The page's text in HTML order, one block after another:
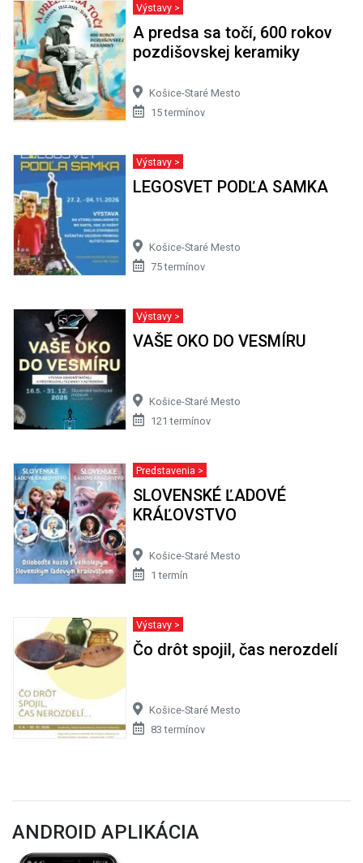
Výstavy >
A predsa sa točí, 600 rokov
pozdišovskej keramiky
Košice-Staré Mesto
15 termínov
Výstavy >
LEGOSVET PODĽA SAMKA
Košice-Staré Mesto
75 termínov
Výstavy >
VAŠE OKO DO VESMÍRU
Košice-Staré Mesto
121 termínov
Predstavenia >
SLOVENSKÉ ĽADOVÉ
KRÁĽOVSTVO
Košice-Staré Mesto
1 termín
Výstavy >
Čo drôt spojil, čas nerozdelí
Košice-Staré Mesto
83 termínov
ANDROID APLIKÁCIA